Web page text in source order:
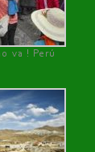
va ! Perú